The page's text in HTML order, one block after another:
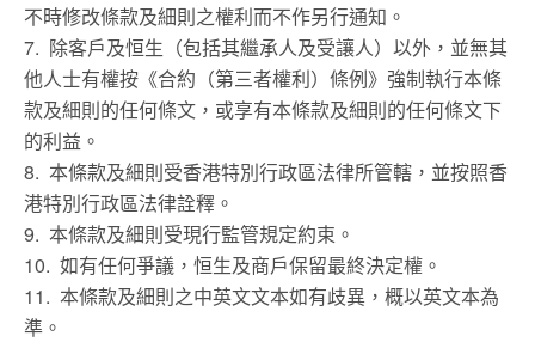
不時修改條款及細則之權利而不作另行通知。
7. 除客戶及恒生（包括其繼承人及受讓人）以外，並無其
他人士有權按《合約（第三者權利）條例》強制執行本條
款及細則的任何條文，或享有本條款及細則的任何條文下
的利益。
8. 本條款及細則受香港特別行政區法律所管轄，並按照香
港特別行政區法律詮釋。
9. 本條款及細則受現行監管規定約束。
10. 如有任何爭議，恒生及商戶保留最終決定權。
11. 本條款及細則之中英文文本如有歧異，概以英文本為
準。